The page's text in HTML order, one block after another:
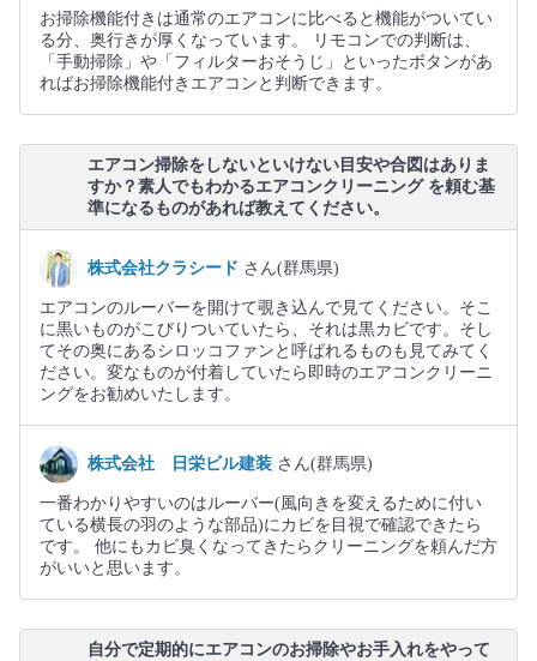
お掃除機能付きは通常のエアコンに比べると機能がついてい
る分、奥行きが厚くなっています。 リモコンでの判断は、
「手動掃除」や「フィルターおそうじ」といったボタンがあ
ればお掃除機能付きエアコンと判断できます。
エアコン掃除をしないといけない目安や合図はありま
すか？素人でもわかるエアコンクリーニング を頼む基
準になるものがあれば教えてください。
株式会社クラシード さん(群馬県)
エアコンのルーバーを開けて覗き込んで見てください。そこ
に黒いものがこびりついていたら、それは黒カビです。そし
てその奥にあるシロッコファンと呼ばれるものも見てみてく
ださい。変なものが付着していたら即時のエアコンクリーニ
ングをお勧めいたします。
株式会社 日栄ビル建装 さん(群馬県)
一番わかりやすいのはルーバー(風向きを変えるために付い
ている横長の羽のような部品)にカビを目視で確認できたら
です。 他にもカビ臭くなってきたらクリーニングを頼んだ方
がいいと思います。
自分で定期的にエアコンのお掃除やお手入れをやって